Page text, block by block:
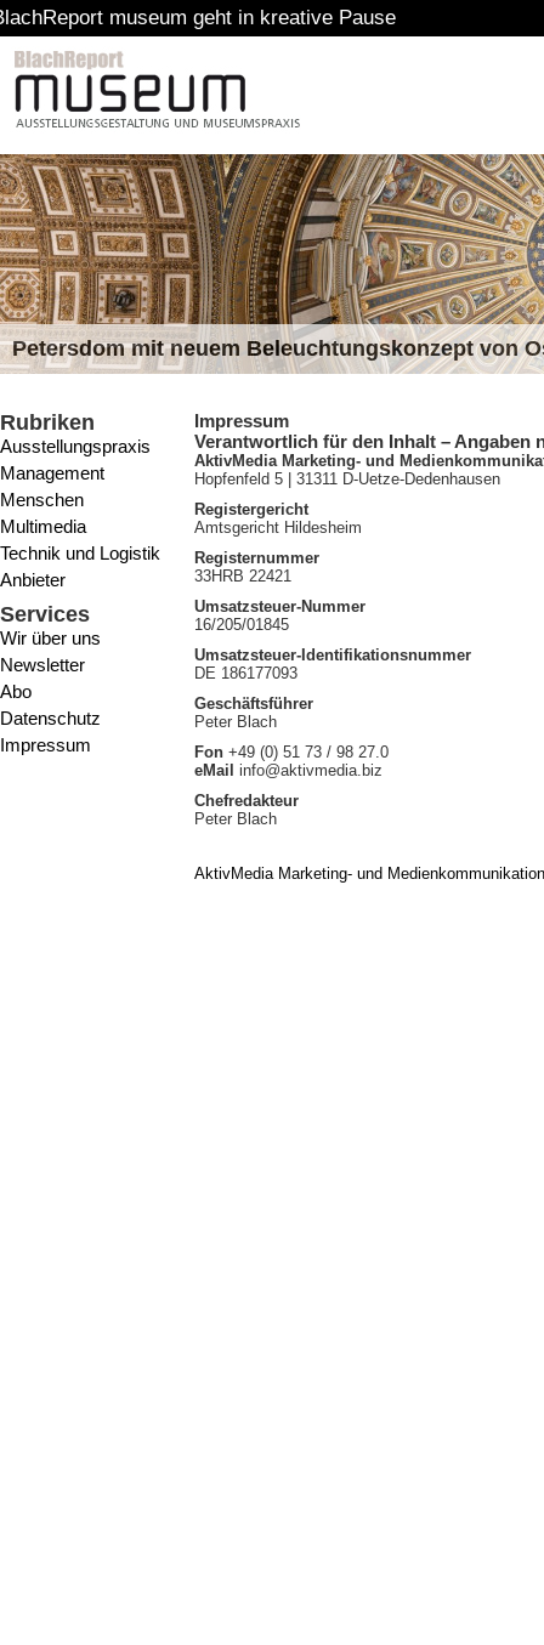
museum geht in kreative Pause
Petersdom mit neuem Beleuchtungskonzept von
Rubriken
Ausstellungspraxis
Management
Menschen
Multimedia
Technik und Logistik
Anbieter
Services
Wir über uns
Newsletter
Abo
Datenschutz
Impressum
Impressum
Verantwortlich für den Inhalt – Angaben
AktivMedia Marketing- und
Hopfenfeld 5 | 31311 D-Uetze-Dedenhausen
Registergericht
Amtsgericht Hildesheim
Registernummer
33HRB 22421
Umsatzsteuer-Nummer
16/205/01845
Umsatzsteuer-Identifikationsnummer
DE 186177093
Geschäftsführer
Peter Blach
Fon +49 (0) 51 73 / 98 27.0
eMail info@aktivmedia.biz
Chefredakteur
Peter Blach
AktivMedia Marketing- und